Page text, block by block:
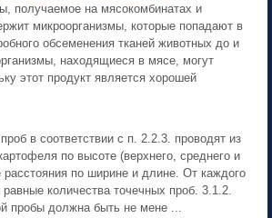
получаемое на мясокомбинатах и
микроорганизмы, которые попадают в
обсеменения тканей животных до и
находящиеся в мясе, могут
этот продукт является хорошей
в соответствии с п. 2.2.3. проводят из
по высоте (верхнего, среднего и
расстояния по ширине и длине. От каждого
количества точечных проб. 3.1.2.
пробы должна быть не мене ...